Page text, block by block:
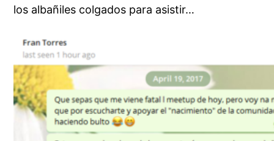
los albañiles colgados para asistir…